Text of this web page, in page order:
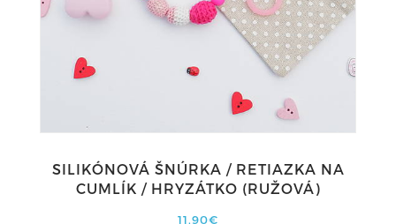
SILIKÓNOVÁ ŠNÚRKA / RETIAZKA NA
CUMLÍK / HRYZÁTKO (RUŽOVÁ)
11,90€